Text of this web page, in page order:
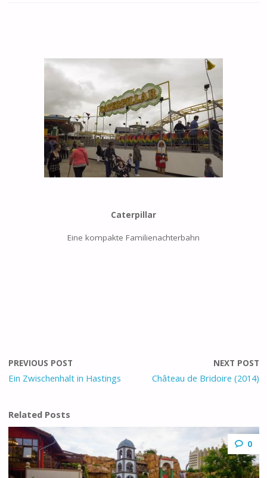
Caterpillar
Eine kompakte Familienachterbahn
PREVIOUS POST
Ein Zwischenhalt in Hastings
NEXT POST
Château de Bridoire (2014)
Related Posts
0